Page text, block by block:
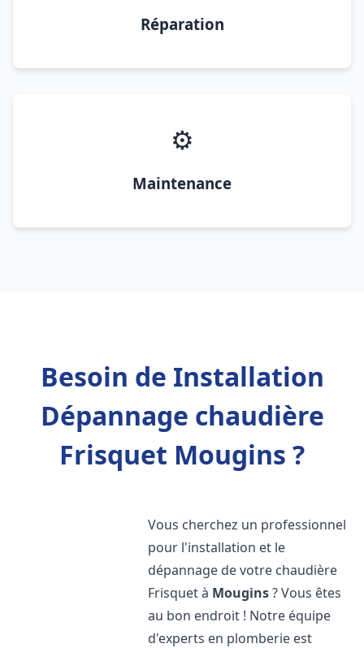
Réparation
⚙️
Maintenance
Besoin de Installation
Dépannage chaudière
Frisquet Mougins ?
Vous cherchez un professionnel
pour l'installation et le
dépannage de votre chaudière
Frisquet à Mougins? Vous êtes
au bon endroit ! Notre équipe
d'experts en plomberie est